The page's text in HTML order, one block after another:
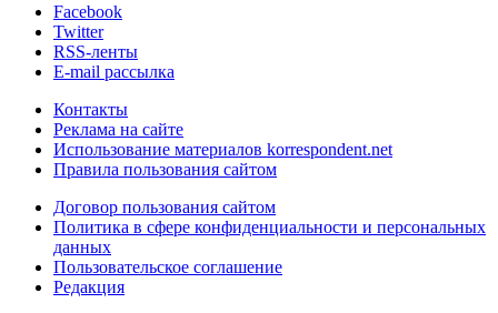
Facebook
Twitter
RSS-ленты
E-mail рассылка
Контакты
Реклама на сайте
Использование материалов korrespondent.net
Правила пользования сайтом
Договор пользования сайтом
Политика в сфере конфиденциальности и персональных
данных
Пользовательское соглашение
Редакция